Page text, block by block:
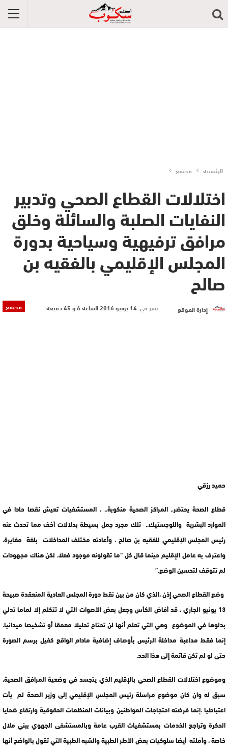
الرئيسية مجتمع
اختلالات القطاع الصحي وتدبير
النفايات الصلبة والسائلة وخلق
مرافق ترفيهية وسياحية بدورة
المجلس الإقليمي بالفقيه بن
صالح
مجتمع إدارة الموقع نشر في 14 يونيو 2016 الساعة 6 و 45 دقيقة
حميد رزقي
قطاع الصحة يحتضر.. المراكز الصحية منكوبة.. ، المستشفيات تعيش نقصا حادا في
الموارد البشرية واللوجستيك.. تلك مجرد جمل بسيطة بدلالات أخف مما تحدث عنه
رئيس المجلس الإقليمي للفقيه بن صالح ، وأعادته مختلف المداخلات بلغة مغايرة،
واعترف به عامل الإقليم حينما قال كل “ما تقولونه موجود فعلا، لكن هناك مجهودات
لم تتوقف لتحسين الوضع.”
وضع القطاع الصحي إذن ،الذي كان من بين نقط دورة المجلس العادية المنعقدة صبيحة
13 يونيو الجاري ، قد أفاض الكأس وجعل بعض الأصوات التي لا تتكلم إلا لماما تدلي
بدلوها في الموضوع وهي التي تعلم أنها لن تحتاج تحليلا معمقا أو تشخيصا ميدانيا،
إنما فقط مداعبة مداخلة الرئيس بأوصاف إضافية مادام الواقع كفيل برسم الصورة
حتى لو لم تكن قاتمة إلى هذا الحد.
وموضوع اختلالات القطاع الصحي بالإقليم الذي يتجسد في وضعية المرافق الصحية،
سبق له وان كان موضوع مراسلة رئيس المجلس الإقليمي إلى وزير الصحة لم يأت
اعتباطيا ،إنما فرضته احتجاجات المواطنين وبيانات المنظمات الحقوقية وارتفاع ضحايا
الحكرة وتراجع الخدمات بمستشفيات القرب عامة وبالمستشفى الجهوي ببني ملال
خاصة ، وأملته أيضا سلوكيات بعض الأطر الطبية والشبه الطبية التي تقول بالواضح أنها